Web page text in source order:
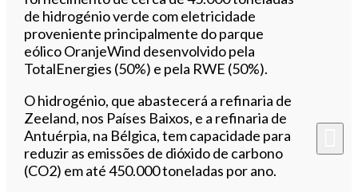
de hidrogénio verde com eletricidade
proveniente principalmente do parque
eólico OranjeWind desenvolvido pela
TotalEnergies (50%) e pela RWE (50%).
O hidrogénio, que abastecerá a refinaria de
Zeeland, nos Países Baixos, e a refinaria de
Antuérpia, na Bélgica, tem capacidade para
reduzir as emissões de dióxido de carbono
(CO2) em até 450.000 toneladas por ano.